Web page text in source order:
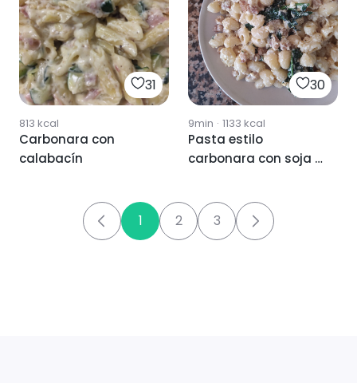
31
813 kcal
Carbonara con
calabacín
30
9min · 1133 kcal
Pasta estilo
carbonara con soja y
1 2 3